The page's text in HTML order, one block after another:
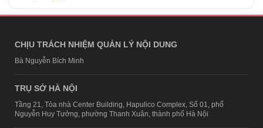
CHỊU TRÁCH NHIỆM QUẢN LÝ NỘI DUNG
Bà Nguyễn Bích Minh
TRỤ SỞ HÀ NỘI
Tầng 21, Tòa nhà Center Building, Hapulico Complex, Số 01, phố
Nguyễn Huy Tưởng, phường Thanh Xuân, thành phố Hà Nội